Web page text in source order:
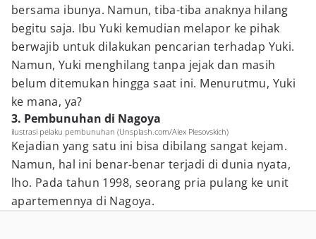
bersama ibunya. Namun, tiba-tiba anaknya hilang
begitu saja. Ibu Yuki kemudian melapor ke pihak
berwajib untuk dilakukan pencarian terhadap Yuki.
Namun, Yuki menghilang tanpa jejak dan masih
belum ditemukan hingga saat ini. Menurutmu, Yuki
ke mana, ya?
3. Pembunuhan di Nagoya
ilustrasi pelaku pembunuhan (Unsplash.com/Alex Plesovskich)
Kejadian yang satu ini bisa dibilang sangat kejam.
Namun, hal ini benar-benar terjadi di dunia nyata,
lho. Pada tahun 1998, seorang pria pulang ke unit
apartemennya di Nagoya.